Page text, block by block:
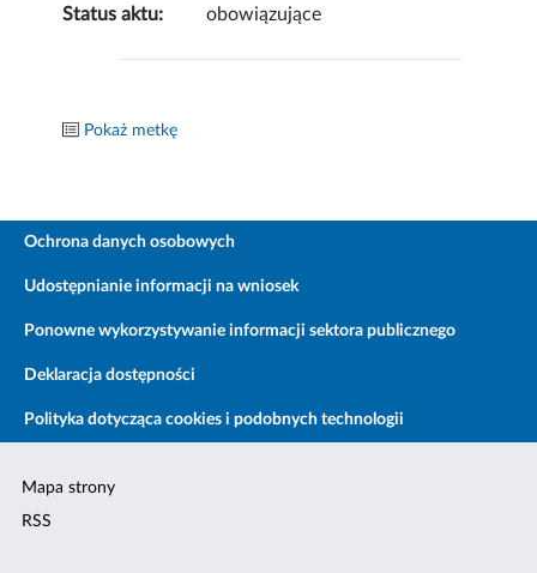
Status aktu: obowiązujące
Pokaż metkę
Ochrona danych osobowych
Udostępnianie informacji na wniosek
Ponowne wykorzystywanie informacji sektora publicznego
Deklaracja dostępności
Polityka dotycząca cookies i podobnych technologii
Mapa strony
RSS